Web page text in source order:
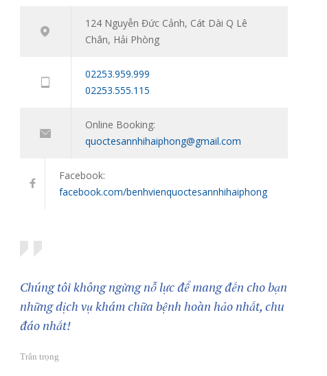
khó khăn tâm lý
124 Nguyễn Đức Cảnh, Cát Dài Q Lê
Chân, Hải Phòng
02253.959.999
02253.555.115
Online Booking:
quoctesannhihaiphong@gmail.com
Facebook:
facebook.com/benhvienquoctesannhihaiphong
Chúng tôi không ngừng nỗ lực để mang đến cho bạn
những dịch vụ khám chữa bệnh hoàn hảo nhất, chu
đáo nhất!
Trân trọng